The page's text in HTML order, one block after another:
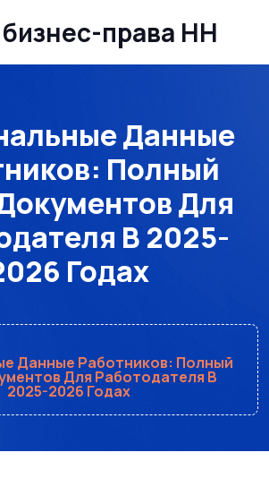
права НН
Данные
Полный
Для
В 2025-
Годах
Данные Работников: Полный
Для Работодателя В
2025-2026 Годах